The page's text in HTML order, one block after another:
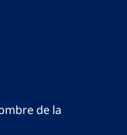
de la